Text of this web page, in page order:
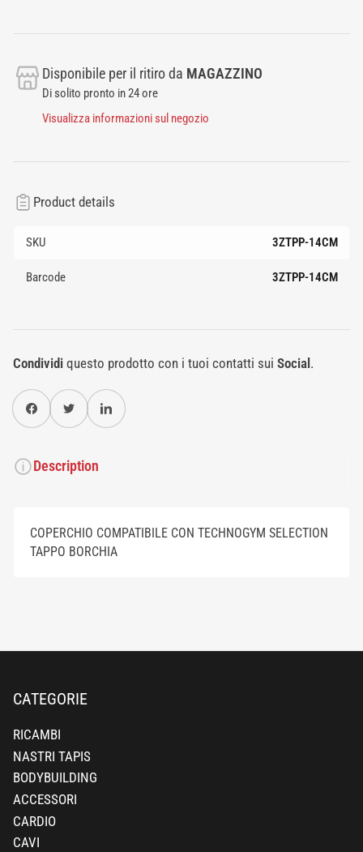
Disponibile per il ritiro da MAGAZZINO
Di solito pronto in 24 ore
Visualizza informazioni sul negozio
Product details
SKU 3ZTPP-14CM
Barcode 3ZTPP-14CM
Condividiquesto prodotto con i tuoi contatti sui Social .
Condividi su FacebookTwitterCondividi su Pinterest
Description
COPERCHIO COMPATIBILE CON TECHNOGYM SELECTION
TAPPO BORCHIA
CATEGORIE
RICAMBI
NASTRI TAPIS
BODYBUILDING
ACCESSORI
CARDIO
CAVI